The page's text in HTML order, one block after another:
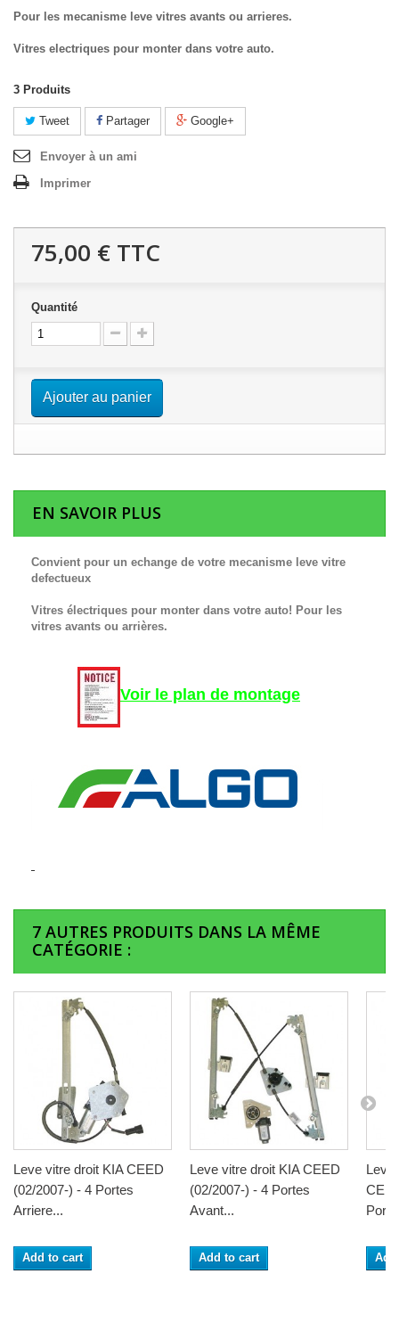
Pour les mecanisme leve vitres avants ou arrieres.
Vitres electriques pour monter dans votre auto.
3 Produits
Tweet Partager Google+
Envoyer à un ami
Imprimer
75,00 € TTC
Quantité
Ajouter au panier
EN SAVOIR PLUS
Convient pour un echange de votre mecanisme leve vitre
defectueux
Vitres électriques pour monter dans votre auto! Pour les
vitres avants ou arrières.
Voir le plan de montage
7 AUTRES PRODUITS DANS LA MÊME
CATÉGORIE :
Leve vitre droit KIA CEED
(02/2007-) - 4 Portes
Arriere...
Add to cart
Leve vitre droit KIA CEED
(02/2007-) - 4 Portes
Avant...
Add to cart
Leve